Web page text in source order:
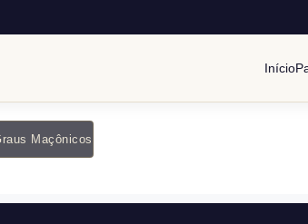
Início
Maçônicos